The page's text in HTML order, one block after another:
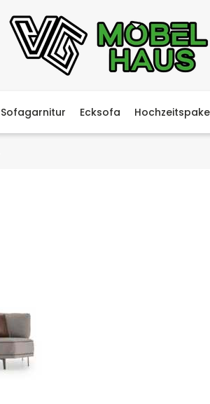
Sofagarnitur Ecksofa